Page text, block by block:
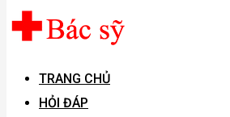
TRANG CHỦ
HỎI ĐÁP